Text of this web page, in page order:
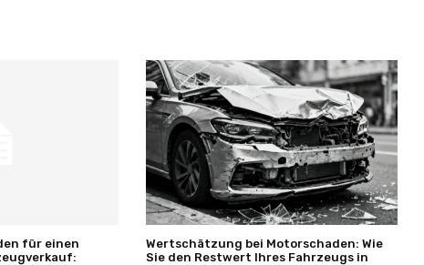
für einen
Wertschätzung bei Motorschaden: Wie
Sie den Restwert Ihres Fahrzeugs in